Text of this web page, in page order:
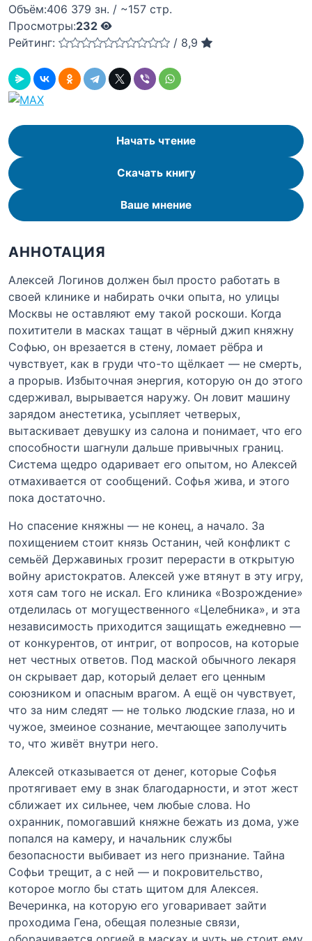
Объём:406 379 зн. / ~157 стр.
Просмотры:232
Рейтинг:
/ 8,9
Начать чтение
Скачать книгу
Ваше мнение
АННОТАЦИЯ
Алексей Логинов должен был просто работать в
своей клинике и набирать очки опыта, но улицы
Москвы не оставляют ему такой роскоши. Когда
похитители в масках тащат в чёрный джип княжну
Софью, он врезается в стену, ломает рёбра и
чувствует, как в груди что-то щёлкает — не смерть,
а прорыв. Избыточная энергия, которую он до этого
сдерживал, вырывается наружу. Он ловит машину
зарядом анестетика, усыпляет четверых,
вытаскивает девушку из салона и понимает, что его
способности шагнули дальше привычных границ.
Система щедро одаривает его опытом, но Алексей
отмахивается от сообщений. Софья жива, и этого
пока достаточно.
Но спасение княжны — не конец, а начало. За
похищением стоит князь Останин, чей конфликт с
семьёй Державиных грозит перерасти в открытую
войну аристократов. Алексей уже втянут в эту игру,
хотя сам того не искал. Его клиника «Возрождение»
отделилась от могущественного «Целебника», и эта
независимость приходится защищать ежедневно —
от конкурентов, от интриг, от вопросов, на которые
нет честных ответов. Под маской обычного лекаря
он скрывает дар, который делает его ценным
союзником и опасным врагом. А ещё он чувствует,
что за ним следят — не только людские глаза, но и
чужое, змеиное сознание, мечтающее заполучить
то, что живёт внутри него.
Алексей отказывается от денег, которые Софья
протягивает ему в знак благодарности, и этот жест
сближает их сильнее, чем любые слова. Но
охранник, помогавший княжне бежать из дома, уже
попался на камеру, и начальник службы
безопасности выбивает из него признание. Тайна
Софьи трещит, а с ней — и покровительство,
которое могло бы стать щитом для Алексея.
Вечеринка, на которую его уговаривает зайти
проходима Гена, обещая полезные связи,